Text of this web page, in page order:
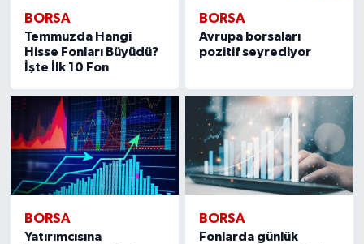
BORSA
Temmuzda Hangi
Hisse Fonları Büyüdü?
İşte İlk 10 Fon
BORSA
Avrupa borsaları
pozitif seyrediyor
BORSA
Yatırımcısına
BORSA
Fonlarda günlük